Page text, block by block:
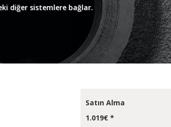
diğer sistemlere bağlar.
Satın Alma
1.019€ *